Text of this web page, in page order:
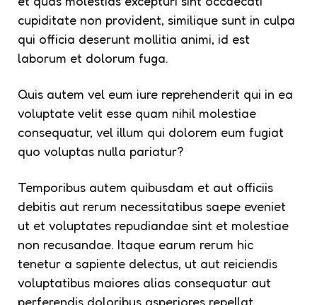
cupiditate non provident, similique sunt in culpa
qui officia deserunt mollitia animi, id est
laborum et dolorum fuga.
Quis autem vel eum iure reprehenderit qui in ea
voluptate velit esse quam nihil molestiae
consequatur, vel illum qui dolorem eum fugiat
quo voluptas nulla pariatur?
Temporibus autem quibusdam et aut officiis
debitis aut rerum necessitatibus saepe eveniet
ut et voluptates repudiandae sint et molestiae
non recusandae. Itaque earum rerum hic
tenetur a sapiente delectus, ut aut reiciendis
voluptatibus maiores alias consequatur aut
perferendis doloribus asperiores repellat.